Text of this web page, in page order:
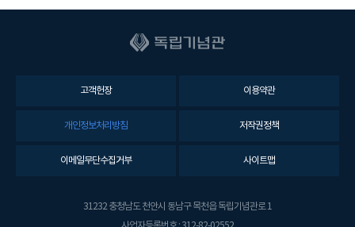
고객헌장 이용약관
개인정보처리방침 저작권정책
이메일무단수집거부 사이트맵
31232 충청남도 천안시 동남구 목천읍 독립기념관로 1